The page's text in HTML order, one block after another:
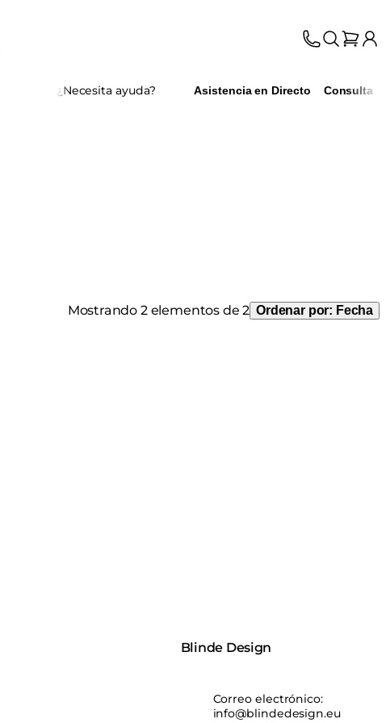
¿Necesita ayuda? Asistencia en Directo Consulta
Mostrando 2 elementos de 2 Ordenar por: Fecha
Blinde Design
Correo electrónico:
info@blindedesign.eu